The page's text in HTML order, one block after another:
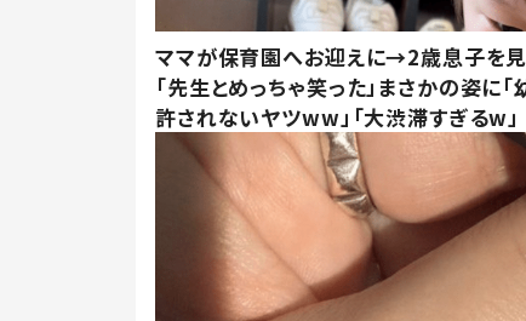
ママが保育園へお迎えに→2歳息子を
「先生とめっちゃ笑った」まさかの姿に
許されないヤツww」「大渋滞すぎるw」